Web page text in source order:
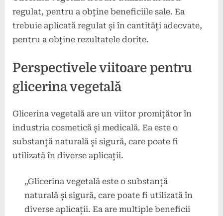
regulat, pentru a obține beneficiile sale. Ea
trebuie aplicată regulat și în cantități adecvate,
pentru a obține rezultatele dorite.
Perspectivele viitoare pentru
glicerina vegetală
Glicerina vegetală are un viitor promițător în
industria cosmetică și medicală. Ea este o
substanță naturală și sigură, care poate fi
utilizată în diverse aplicații.
„Glicerina vegetală este o substanță
naturală și sigură, care poate fi utilizată în
diverse aplicații. Ea are multiple beneficii